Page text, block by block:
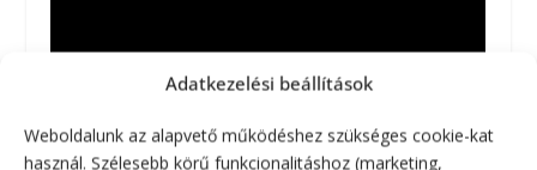
Adatkezelési beállítások
Weboldalunk az alapvető működéshez szükséges cookie-kat
használ. Szélesebb körű funkcionalitáshoz (marketing,